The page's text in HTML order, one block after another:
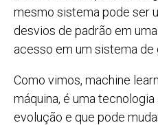
mesmo sistema pode ser
desvios de padrão em
acesso em um sistema de
Como vimos, machine
máquina, é uma
evolução e que pode